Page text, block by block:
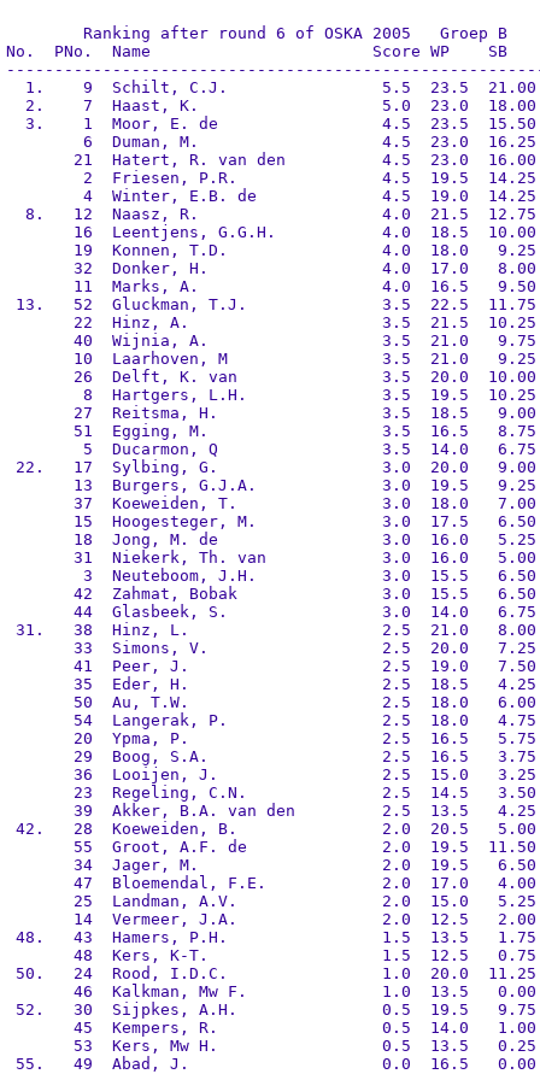
No.  PNo.  Name                       Score WP    SB
1.    9  Schilt, C.J.                5.5  23.5
2.    7  Haast, K.                   5.0  23.0
3.    1  Moor, E. de                 4.5  23.5
6  Duman, M.                   4.5  23.0
21  Hatert, R. van den          4.5  23.0
2  Friesen, P.R.               4.5  19.5
4  Winter, E.B. de             4.5  19.0
8.   12  Naasz, R.                   4.0  21.5
16  Leentjens, G.G.H.           4.0  18.5
19  Konnen, T.D.                4.0  18.0
32  Donker, H.                  4.0  17.0
11  Marks, A.                   4.0  16.5
13.   52  Gluckman, T.J.              3.5  22.5  11.75
22  Hinz, A.                    3.5  21.5
40  Wijnia, A.                  3.5  21.0
10  Laarhoven, M                3.5  21.0
26  Delft, K. van               3.5  20.0
8  Hartgers, L.H.              3.5  19.5
27  Reitsma, H.                 3.5  18.5
51  Egging, M.                  3.5  16.5
5  Ducarmon, Q                 3.5  14.0
22.   17  Sylbing, G.                 3.0  20.0   9.00
13  Burgers, G.J.A.             3.0  19.5
37  Koeweiden, T.               3.0  18.0
15  Hoogesteger, M.             3.0  17.5
18  Jong, M. de                 3.0  16.0
31  Niekerk, Th. van            3.0  16.0
3  Neuteboom, J.H.             3.0  15.5
42  Zahmat, Bobak               3.0  15.5
44  Glasbeek, S.                3.0  14.0
31.   38  Hinz, L.                    2.5  21.0   8.00
33  Simons, V.                  2.5  20.0
41  Peer, J.                    2.5  19.0
35  Eder, H.                    2.5  18.5
50  Au, T.W.                    2.5  18.0
54  Langerak, P.                2.5  18.0
20  Ypma, P.                    2.5  16.5
29  Boog, S.A.                  2.5  16.5
36  Looijen, J.                 2.5  15.0
23  Regeling, C.N.              2.5  14.5
39  Akker, B.A. van den         2.5  13.5
42.   28  Koeweiden, B.               2.0  20.5   5.00
55  Groot, A.F. de              2.0  19.5
34  Jager, M.                   2.0  19.5
47  Bloemendal, F.E.            2.0  17.0
25  Landman, A.V.               2.0  15.0
14  Vermeer, J.A.               2.0  12.5
48.   43  Hamers, P.H.                1.5  13.5   1.75
48  Kers, K-T.                  1.5  12.5
50.   24  Rood, I.D.C.                1.0  20.0  11.25
46  Kalkman, Mw F.              1.0  13.5
52.   30  Sijpkes, A.H.               0.5  19.5   9.75
45  Kempers, R.                 0.5  14.0
53  Kers, Mw H.                 0.5  13.5
55.   49  Abad, J.                    0.0  16.5   0.00